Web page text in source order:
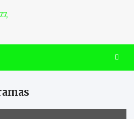
LIVRE 87.7, 106